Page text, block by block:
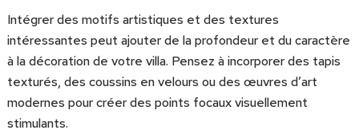
Intégrer des motifs artistiques et des textures
intéressantes peut ajouter de la profondeur et du caractère
à la décoration de votre villa. Pensez à incorporer des tapis
texturés, des coussins en velours ou des œuvres d’art
modernes pour créer des points focaux visuellement
stimulants.